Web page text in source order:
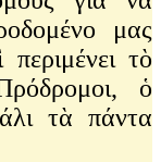
μας
τὸ
ὁ
τὰ πάντα